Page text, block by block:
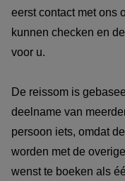
eerst contact met ons
kunnen checken en
voor u.
De reissom is
deelname van
persoon iets, omdat
worden met de
wenst te boeken als